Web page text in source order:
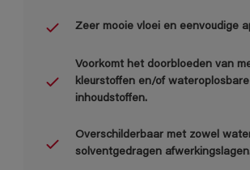
Zeer mooie vloei en eenvoudige
Voorkomt het doorbloeden van
kleurstoffen en/of wateroplosbare
inhoudstoffen.
Overschilderbaar met zowel
solventgedragen